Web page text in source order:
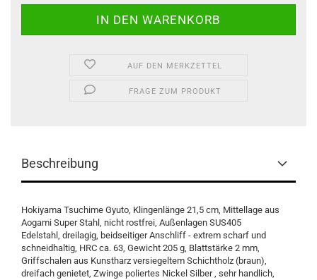
AUF DEN MERKZETTEL
FRAGE ZUM PRODUKT
Beschreibung
Hokiyama Tsuchime Gyuto, Klingenlänge 21,5 cm, Mittellage aus
Aogami Super Stahl, nicht rostfrei, Außenlagen SUS405
Edelstahl, dreilagig, beidseitiger Anschliff - extrem scharf und
schneidhaltig, HRC ca. 63, Gewicht 205 g, Blattstärke 2 mm,
Griffschalen aus Kunstharz versiegeltem Schichtholz (braun),
dreifach genietet, Zwinge poliertes Nickel Silber , sehr handlich,